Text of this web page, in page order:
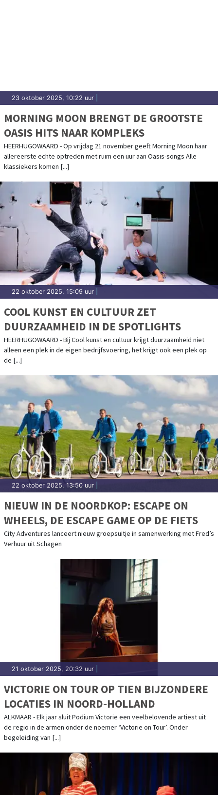
23 oktober 2025, 10:22 uur
MORNING MOON BRENGT DE GROOTSTE
OASIS HITS NAAR KOMPLEKS
HEERHUGOWAARD - Op vrijdag 21 november geeft Morning Moon haar
allereerste echte optreden met ruim een uur aan Oasis-songs Alle
klassiekers komen [...]
22 oktober 2025, 15:09 uur
COOL KUNST EN CULTUUR ZET
DUURZAAMHEID IN DE SPOTLIGHTS
HEERHUGOWAARD - Bij Cool kunst en cultuur krijgt duurzaamheid niet
alleen een plek in de eigen bedrijfsvoering, het krijgt ook een plek op
de [...]
22 oktober 2025, 13:50 uur
NIEUW IN DE NOORDKOP: ESCAPE ON
WHEELS, DE ESCAPE GAME OP DE FIETS
City Adventures lanceert nieuw groepsuitje in samenwerking met Fred’s
Verhuur uit Schagen
21 oktober 2025, 20:32 uur
VICTORIE ON TOUR OP TIEN BIJZONDERE
LOCATIES IN NOORD-HOLLAND
ALKMAAR - Elk jaar sluit Podium Victorie een veelbelovende artiest uit
de regio in de armen onder de noemer ‘Victorie on Tour’. Onder
begeleiding van [...]